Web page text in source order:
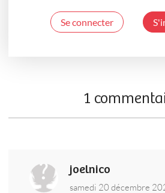
Se connecter
1
joelnico
samedi 20 décembre